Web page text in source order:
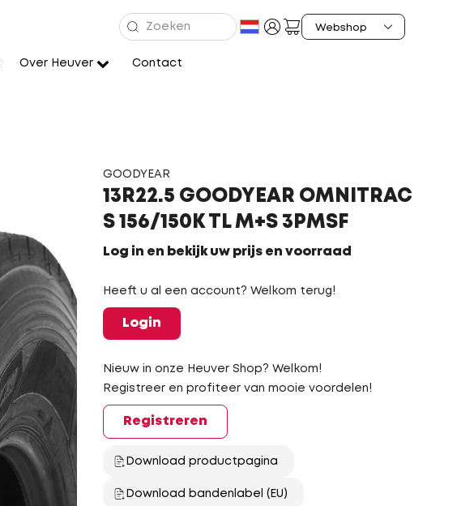
Over Heuver Contact
GOODYEAR
13R22.5 GOODYEAR OMNITRAC
S 156/150K TL M+S 3PMSF
Log in en bekijk uw prijs en voorraad
Heeft u al een account? Welkom terug!
Login
Nieuw in onze Heuver Shop? Welkom!
Registreer en profiteer van mooie voordelen!
Registreren
Download productpagina
Download bandenlabel (EU)